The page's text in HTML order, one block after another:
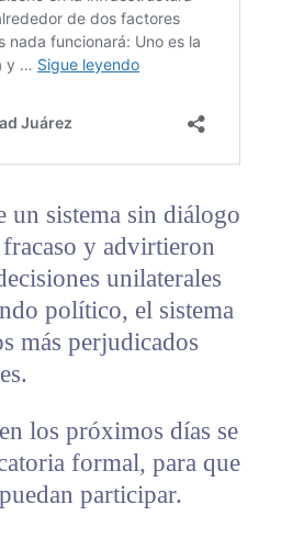
un sistema sin diálogo
fracaso y advirtieron
unilaterales
político, el sistema
más perjudicados
los próximos días se
formal, para que
participar.